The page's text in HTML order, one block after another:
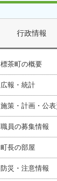
行政情報
標茶町の概要
広報・統計
施策・計画・公
職員の募集情報
町長の部屋
防災・注意情報